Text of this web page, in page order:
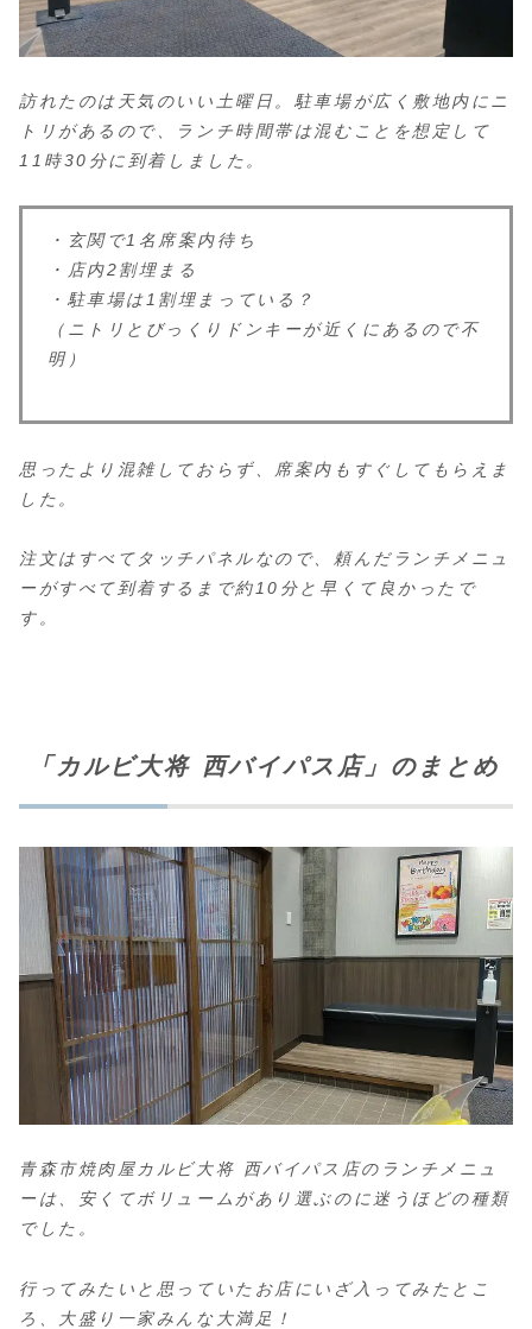
訪れたのは天気のいい土曜日。駐車場が広く敷地内にニ
トリがあるので、ランチ時間帯は混むことを想定して
11時30分に到着しました。
・玄関で1名席案内待ち
・店内2割埋まる
・駐車場は1割埋まっている？
（ニトリとびっくりドンキーが近くにあるので不
明）
思ったより混雑しておらず、席案内もすぐしてもらえま
した。
注文はすべてタッチパネルなので、頼んだランチメニュ
ーがすべて到着するまで約10分と早くて良かったで
す。
「カルビ大将 西バイパス店」のまとめ
青森市焼肉屋カルビ大将 西バイパス店のランチメニュ
ーは、安くてボリュームがあり選ぶのに迷うほどの種類
でした。
行ってみたいと思っていたお店にいざ入ってみたとこ
ろ、大盛り一家みんな大満足！